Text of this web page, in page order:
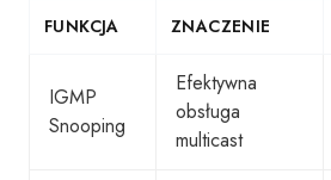
FUNKCJA ZNACZENIE
IGMP
Snooping
Efektywna
obsługa
multicast